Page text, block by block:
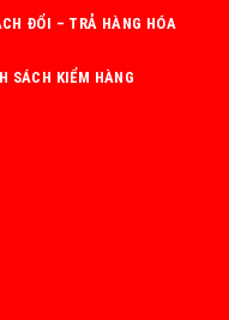
ĐỔI – TRẢ HÀNG HÓA
SÁCH KIỂM HÀNG